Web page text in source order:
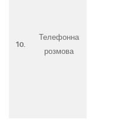
10.
Телефонна
розмова